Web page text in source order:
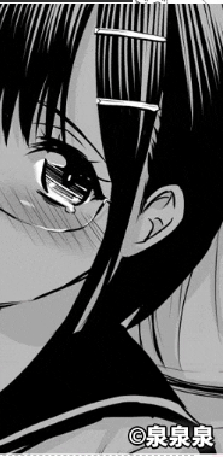
、対面で高須幹弥
メンを食べたらおじ
しかない飛行能力」
？」技師さん「正常
手、米価下落によっ
半期だけで前年の
八重洲駐車場に「巨
の秘密がバレて終わ
ｗ他